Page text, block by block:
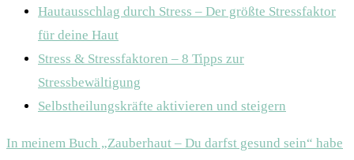
Hautausschlag durch Stress – Der größte Stressfaktor
für deine Haut
Stress & Stressfaktoren – 8 Tipps zur
Stressbewältigung
Selbstheilungskräfte aktivieren und steigern
In meinem Buch „Zauberhaut – Du darfst gesund sein“ habe